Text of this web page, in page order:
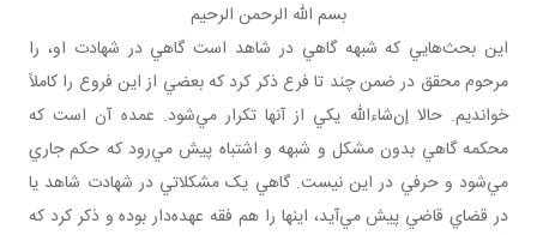
بسم الله الرحمن الرحيم
اين بحث‌هايي که شبهه گاهي در شاهد است گاهي در شهادت او، را
مرحوم محقق در ضمن چند تا فرع ذکر کرد که بعضي از اين فروع را کاملاً
خوانديم. حالا إن‌شاءالله يکي از آنها تکرار مي‌شود. عمده آن است که
محکمه گاهي بدون مشکل و شبهه و اشتباه پيش مي‌رود که حکم جاري
مي‌شود و حرفي در اين نيست. گاهي يک مشکلاتي در شهادت شاهد يا
در قضاي قاضي پيش مي‌آيد، اينها را هم فقه عهده‌دار بوده و ذکر کرد که